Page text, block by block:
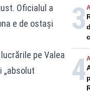
Oficialul a
e de ostași
pe Valea
„absolut
3
4